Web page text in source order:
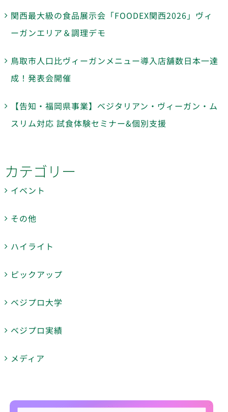
関西最大級の食品展示会「FOODEX関西2026」ヴィ
ーガンエリア＆調理デモ
鳥取市人口比ヴィーガンメニュー導入店舗数日本一達
成！発表会開催
【告知・福岡県事業】ベジタリアン・ヴィーガン・ム
スリム対応 試食体験セミナー&個別支援
カテゴリー
イベント
その他
ハイライト
ピックアップ
ベジプロ大学
ベジプロ実績
メディア